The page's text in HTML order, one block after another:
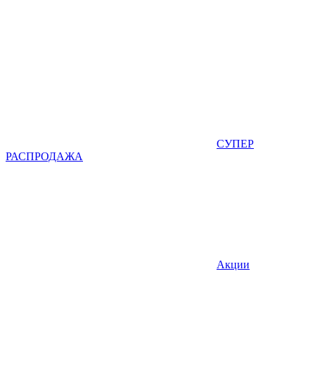
СУПЕР
РАСПРОДАЖА
Акции